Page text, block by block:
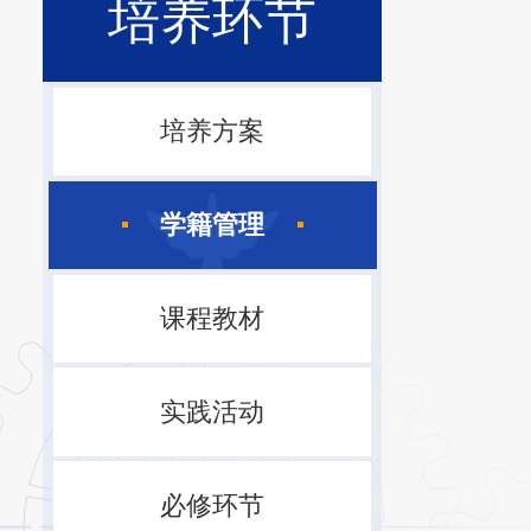
培养环节
培养方案
学籍管理
课程教材
实践活动
必修环节